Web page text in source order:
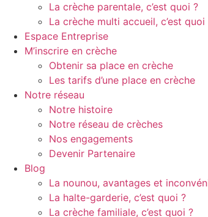
La crèche parentale, c’est quoi ?
La crèche multi accueil, c’est quoi
Espace Entreprise
M’inscrire en crèche
Obtenir sa place en crèche
Les tarifs d’une place en crèche
Notre réseau
Notre histoire
Notre réseau de crèches
Nos engagements
Devenir Partenaire
Blog
La nounou, avantages et
La halte-garderie, c’est quoi ?
La crèche familiale, c’est quoi ?